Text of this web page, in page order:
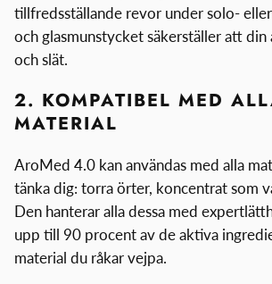
tillfredsställande revor under solo-
och glasmunstycket säkerställer att din
och slät.
2. KOMPATIBEL MED
MATERIAL
AroMed 4.0 kan användas med alla
tänka dig: torra örter, koncentrat som
Den hanterar alla dessa med
upp till 90 procent av de aktiva
material du råkar vejpa.